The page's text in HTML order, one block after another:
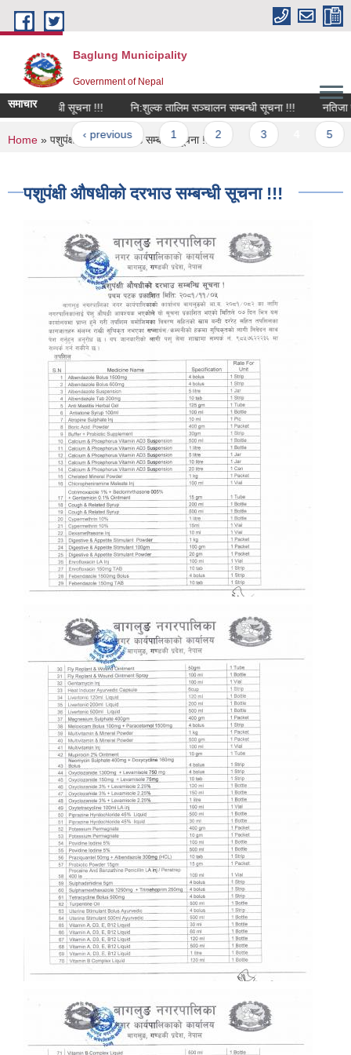
Skip to main content
Baglung Municipality
Government of Nepal
समाचारसम्बन्धी सूचना !!! नि:शुल्क तालिम सञ्चालन सम्बन्धी सूचना !!! नतिजा
first ‹ previous 1 2
You are here
Home » पशुपंक्षी औषधीको दरभाउ सम्बन्धी सूचना !!!
पशुपंक्षी औषधीको दरभाउ सम्बन्धी सूचना !!!